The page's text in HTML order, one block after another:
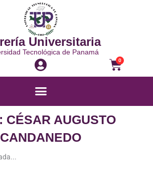
Universitaria
Tecnológica de Panamá
0
Carrito
Menú
CÉSAR AUGUSTO
CANDANEDO